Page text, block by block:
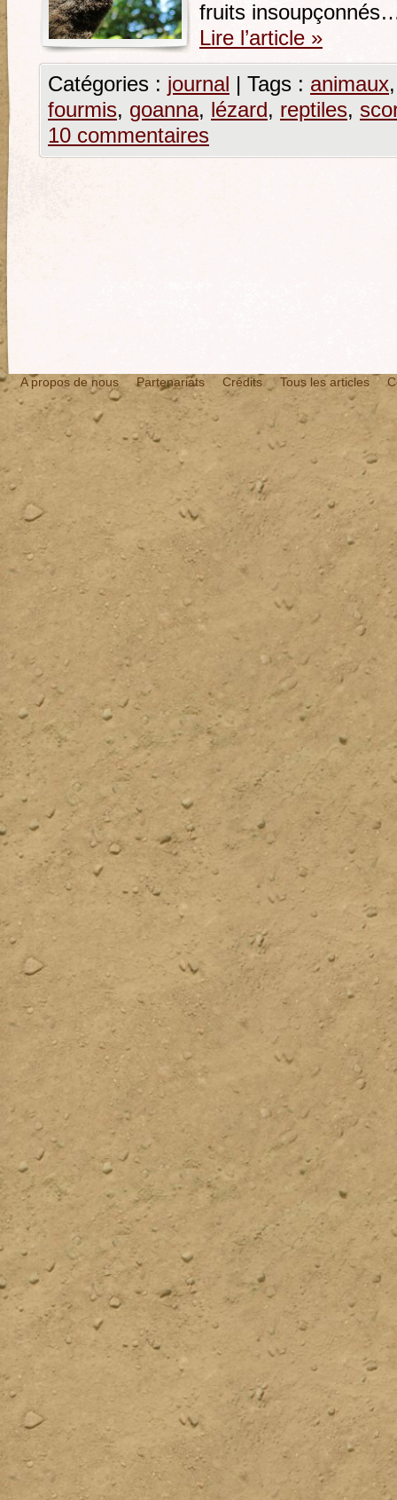
fruits
Lire l’article »
Catégories : journal | Tags : animaux
fourmis, goanna, lézard, reptiles,
10 commentaires
A propos de nous Partenariats Crédits Tous les articles